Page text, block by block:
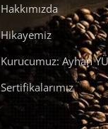
Hakkımızda
Hikayemiz
Kurucumuz: Ayhan
Sertifikalarımız